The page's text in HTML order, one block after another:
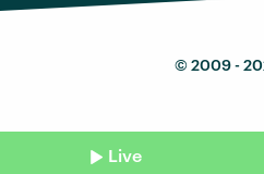
© 2009 -
Live